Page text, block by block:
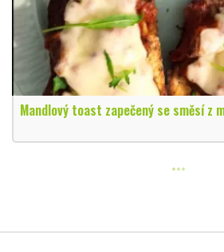
Mandlový toast zapečený se směsí z